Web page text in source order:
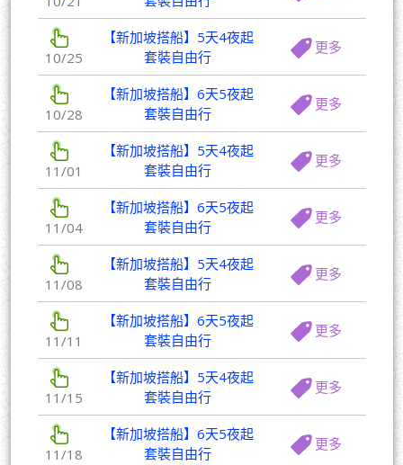
10/25
【新加坡搭船】5天4夜起
套裝自由行
更多
10/28
【新加坡搭船】6天5夜起
套裝自由行
更多
11/01
【新加坡搭船】5天4夜起
套裝自由行
更多
11/04
【新加坡搭船】6天5夜起
套裝自由行
更多
11/08
【新加坡搭船】5天4夜起
套裝自由行
更多
11/11
【新加坡搭船】6天5夜起
套裝自由行
更多
11/15
【新加坡搭船】5天4夜起
套裝自由行
更多
11/18
【新加坡搭船】6天5夜起
套裝自由行
更多